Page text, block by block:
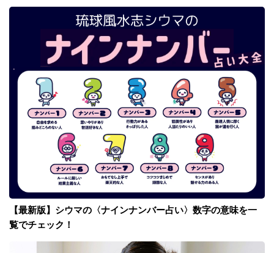
【最新版】シウマの〈ナインナンバー占い〉数字の意味を一
覧でチェック！